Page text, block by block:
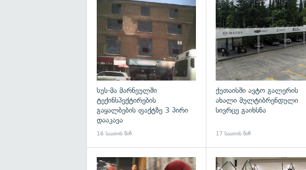
გადახედვა
სუს-მა მარნეულში
ტექინსპექტირების
გაყალბების ფაქტზე 3 პირი
დააკავა
16 საათის წინ
ქუთაისში ავტო გალერის
ახალი მულტიბრენდული
სივრცე გაიხსნა
17 საათის წინ